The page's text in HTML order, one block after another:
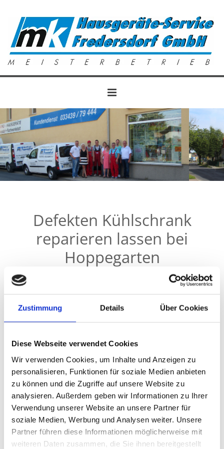
Zustimmung Details Über Cookies
Diese Webseite verwendet Cookies
Wir verwenden Cookies, um Inhalte und Anzeigen zu
personalisieren, Funktionen für soziale Medien anbieten
zu können und die Zugriffe auf unsere Website zu
analysieren. Außerdem geben wir Informationen zu Ihrer
Verwendung unserer Website an unsere Partner für
soziale Medien, Werbung und Analysen weiter. Unsere
Partner führen diese Informationen möglicherweise mit
weiteren Daten zusammen, die Sie ihnen bereitgestellt
Defekten Kühlschrank
reparieren lassen bei
Hoppegarten
Die Metall und Kunststoff GmbH bietet nahe Hoppegarten
sowie in der näheren Umgebung ein großes Spektrum an
anderem die Reparatur von Klein-, Kühl- und Waschgeräten
verschiedener Hersteller - sei es der Herd, der Trockner oder
die Spülmaschine. Auch Ihren defekten Kühlschrank
reparieren wir!
Ein Haushaltsgerät, das verderbliche Nahrungsmittel in
Verwahrung nimmt, ist tagtäglich im Einsatz. Umso
ärgerlicher ist ein plötzlicher Ausfall. In solch einer
Notsituation schafft die Metall und Kunststoff GmbH schnelle,